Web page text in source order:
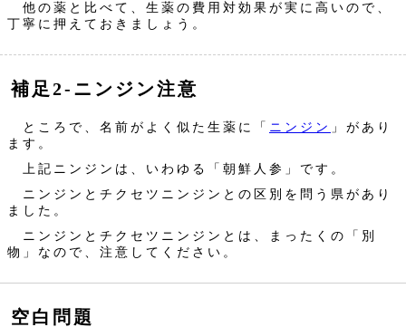
他の薬と比べて、生薬の費用対効果が実に高いので、
丁寧に押えておきましょう。
補足2‐ニンジン注意
ところで、名前がよく似た生薬に「 ニンジン 」があり
ます。
上記ニンジンは、いわゆる「朝鮮人参」です。
ニンジンとチクセツニンジンとの区別を問う県があり
ました。
ニンジンとチクセツニンジンとは、まったくの「別
物」なので、注意してください。
空白問題